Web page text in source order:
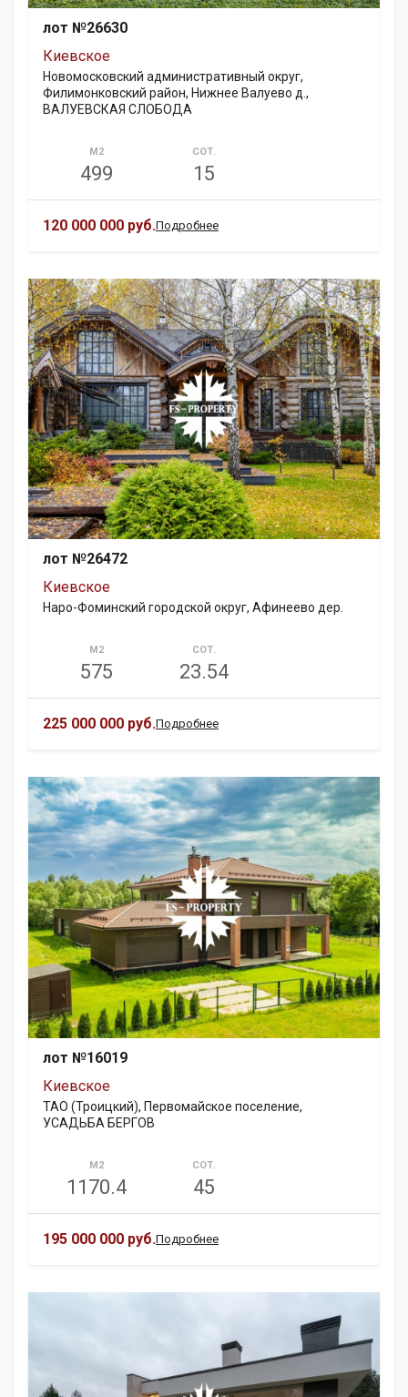
лот №26630
Киевское
Новомосковский административный округ,
Филимонковский район, Нижнее Валуево д.,
ВАЛУЕВСКАЯ СЛОБОДА
М2
499
СОТ.
15
120 000 000 руб.Подробнее
лот №26472
Киевское
Наро-Фоминский городской округ, Афинеево дер.
М2
575
СОТ.
23.54
225 000 000 руб.Подробнее
лот №16019
Киевское
ТАО (Троицкий), Первомайское поселение,
УСАДЬБА БЕРГОВ
М2
1170.4
СОТ.
45
195 000 000 руб.Подробнее